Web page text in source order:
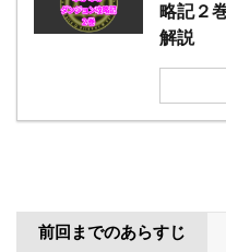
略記２
解説
前回までのあらすじ